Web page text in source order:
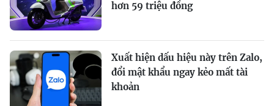
hơn 59 triệu đồng
Xuất hiện dấu hiệu này trên Zalo,
đổi mật khẩu ngay kẻo mất tài
khoản